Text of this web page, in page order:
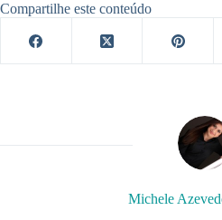
Compartilhe este conteúdo
Michele